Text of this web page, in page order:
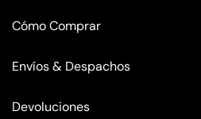
Cómo Comprar
Envíos & Despachos
Devoluciones